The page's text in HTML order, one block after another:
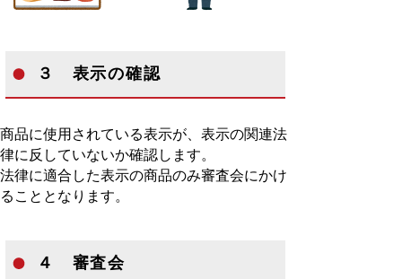
３ 表示の確認
商品に使用されている表示が、表示の関連法
律に反していないか確認します。
法律に適合した表示の商品のみ審査会にかけ
ることとなります。
４ 審査会